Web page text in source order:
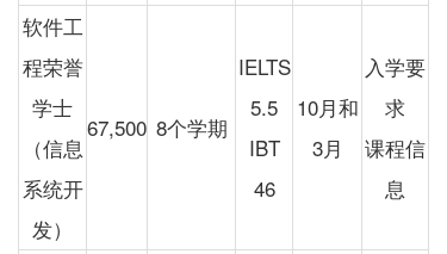
软件工
程荣誉
学士
（信息
系统开
发）
67,500 8个学期
IELTS
5.5
IBT
46
10月和
3月
入学要
求
课程信
息